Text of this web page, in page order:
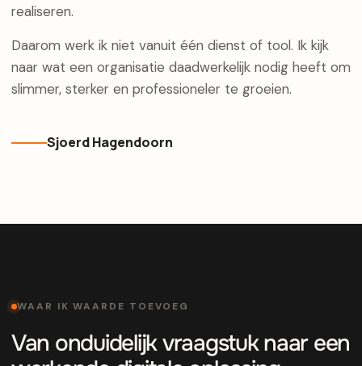
realiseren.
Daarom werk ik niet vanuit één dienst of tool. Ik kijk
naar wat een organisatie daadwerkelijk nodig heeft om
slimmer, sterker en professioneler te groeien.
Sjoerd Hagendoorn
WAAR IK WAARDE TOEVOEG
Van onduidelijk vraagstuk naar een